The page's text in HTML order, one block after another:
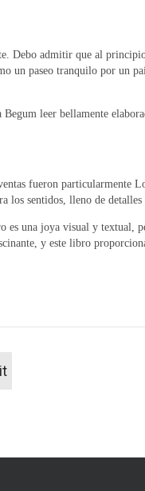
Debo admitir que al
un paseo tranquilo por un
leer bellamente
fueron particularmente
sentidos, lleno de detalles
es una joya visual y textual,
y este libro